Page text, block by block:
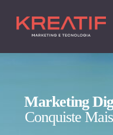
Marketing
Conquiste